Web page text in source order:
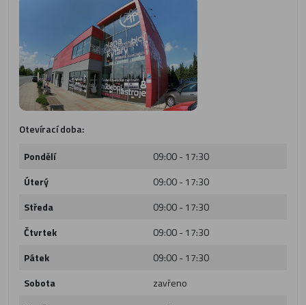
Otevírací doba:
Pondělí
09:00 - 17:30
Úterý
09:00 - 17:30
Středa
09:00 - 17:30
Čtvrtek
09:00 - 17:30
Pátek
09:00 - 17:30
Sobota
zavřeno